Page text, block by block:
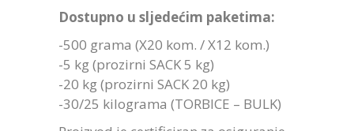
Dostupno u sljedećim paketima:
-500 grama (X20 kom. / X12 kom.)
-5 kg (prozirni SACK 5 kg)
-20 kg (prozirni SACK 20 kg)
-30/25 kilograma (TORBICE – BULK)